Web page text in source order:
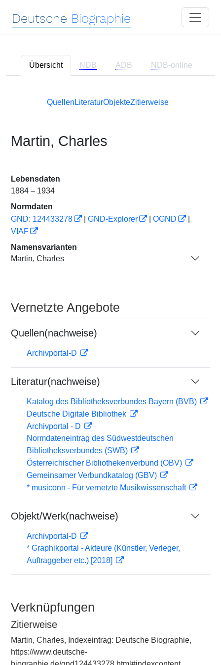
Deutsche Biographie
Übersicht NDB ADB NDB-online
Quellen LiteraturObjekteZitierweise
Martin, Charles
Lebensdaten
1884 – 1934
Normdaten
GND: 124433278
GND-Explorer OGND
VIAF
Namensvarianten
Martin, Charles
Vernetzte Angebote
Quellen(nachweise)
Archivportal-D
Literatur(nachweise)
Katalog des Bibliotheksverbundes Bayern (BVB)
Deutsche Digitale Bibliothek
Archivportal - D
Normdateneintrag des Südwestdeutschen
Bibliotheksverbundes (SWB)
Österreichischer Bibliothekenverbund (OBV)
Gemeinsamer Verbundkatalog (GBV)
* musiconn - Für vernetzte Musikwissenschaft
Objekt/Werk(nachweise)
Archivportal-D
* Graphikportal - Akteure (Künstler, Verleger,
Auftraggeber etc.) [2018]
Verknüpfungen
Zitierweise
Martin, Charles, Indexeintrag: Deutsche Biographie,
https://www.deutsche-